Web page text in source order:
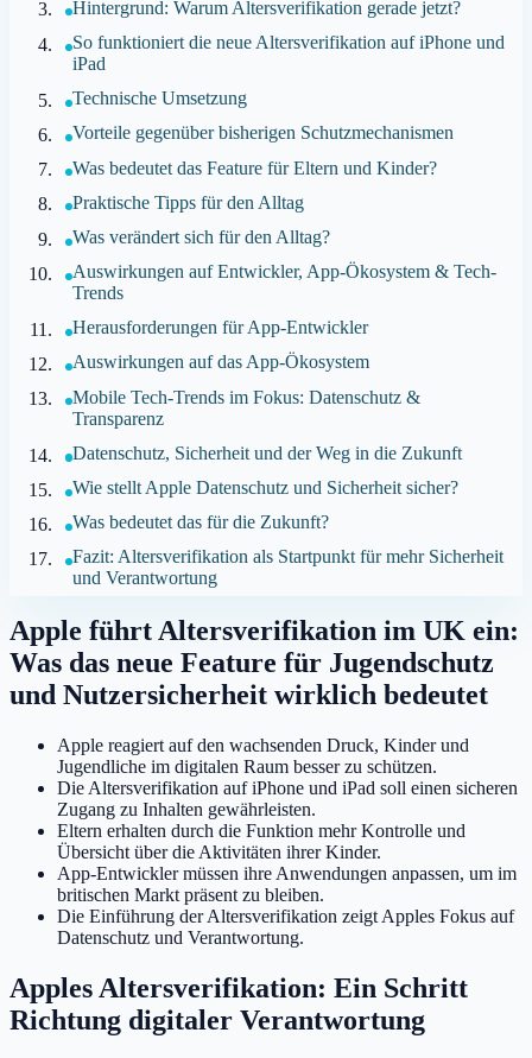
Hintergrund: Warum Altersverifikation gerade jetzt?
So funktioniert die neue Altersverifikation auf iPhone und
iPad
Technische Umsetzung
Vorteile gegenüber bisherigen Schutzmechanismen
Was bedeutet das Feature für Eltern und Kinder?
Praktische Tipps für den Alltag
Was verändert sich für den Alltag?
Auswirkungen auf Entwickler, App-Ökosystem & Tech-
Trends
Herausforderungen für App-Entwickler
Auswirkungen auf das App-Ökosystem
Mobile Tech-Trends im Fokus: Datenschutz &
Transparenz
Datenschutz, Sicherheit und der Weg in die Zukunft
Wie stellt Apple Datenschutz und Sicherheit sicher?
Was bedeutet das für die Zukunft?
Fazit: Altersverifikation als Startpunkt für mehr Sicherheit
und Verantwortung
Apple führt Altersverifikation im UK ein:
Was das neue Feature für Jugendschutz
und Nutzersicherheit wirklich bedeutet
Apple reagiert auf den wachsenden Druck, Kinder und
Jugendliche im digitalen Raum besser zu schützen.
Die Altersverifikation auf iPhone und iPad soll einen sicheren
Zugang zu Inhalten gewährleisten.
Eltern erhalten durch die Funktion mehr Kontrolle und
Übersicht über die Aktivitäten ihrer Kinder.
App-Entwickler müssen ihre Anwendungen anpassen, um im
britischen Markt präsent zu bleiben.
Die Einführung der Altersverifikation zeigt Apples Fokus auf
Datenschutz und Verantwortung.
Apples Altersverifikation: Ein Schritt
Richtung digitaler Verantwortung